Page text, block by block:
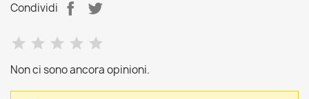
Condividi
Non ci sono ancora opinioni.